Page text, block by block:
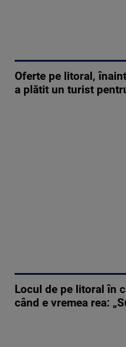
Oferte pe litoral,
a plătit un turist
Locul de pe litoral în
când e vremea rea: